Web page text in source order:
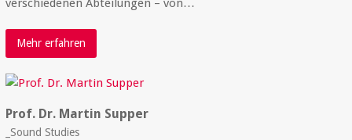
verschiedenen Abteilungen – von…
Mehr erfahren
Prof. Dr. Martin Supper
_Sound Studies